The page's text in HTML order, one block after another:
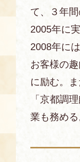
て、３年間
2005年に
2008年に
お客様の
に励む。
「京都調
業も務める